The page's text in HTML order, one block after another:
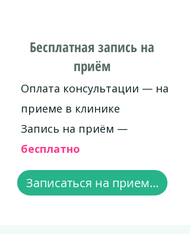
Бесплатная запись на
приём
Оплата консультации — на
приеме в клинике
Запись на приём —
бесплатно
Записаться на прием...